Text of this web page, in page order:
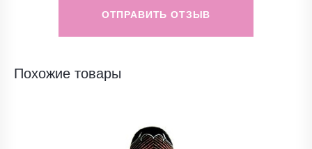
ОТПРАВИТЬ ОТЗЫВ
Похожие товары